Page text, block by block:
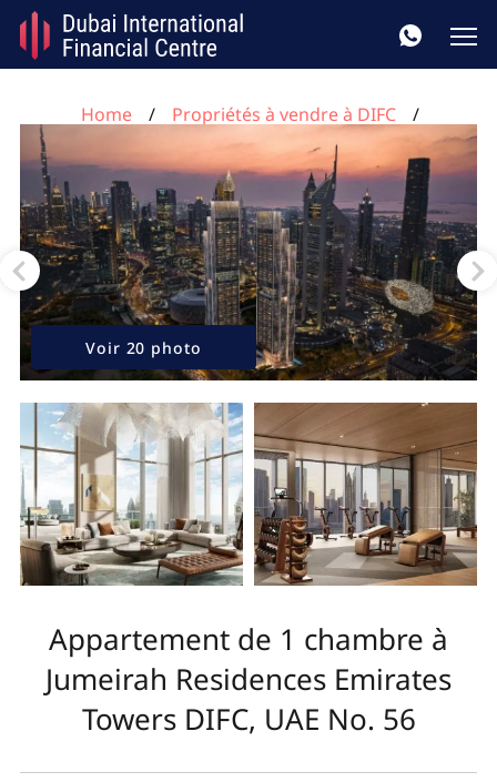
Home
Propriétés à vendre à DIFC
Appartement de 1 chambre à Jumeirah Residences
Emirates Towers DIFC, UAE No. 56
Voir 20 photo
Appartement de 1 chambre à
Jumeirah Residences Emirates
Towers DIFC, UAE No. 56